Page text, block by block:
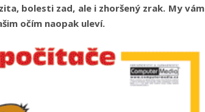
bolesti zad, ale i zhoršený zrak. My vám
očím naopak uleví.